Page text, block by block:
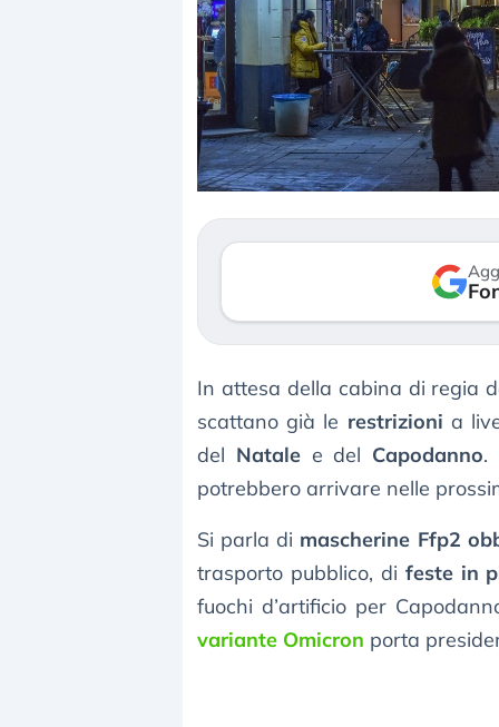
In attesa della cabina di regia
scattano già le restrizioni a
del Natalee del Capodanno.
potrebbero arrivare nelle
Si parla di mascherine Ffp2
trasporto pubblico, di feste in
fuochi d’artificio per
variante Omicron porta
Dalle valutazioni
correzione. Cosa sta
repricing degli asset?
mostrando segni di
verso le (…)